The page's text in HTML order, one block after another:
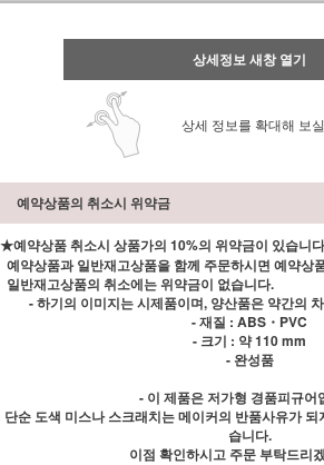
상세정보 새창 열기
상세 정보를 확대해 보
예약상품의 취소시 위약금
★예약상품 취소시 상품가의 10%의 위약금이 있습니
예약상품과 일반재고상품을 함께 주문하시면 예약상
일반재고상품의 취소에는 위약금이 없습니다.
- 하기의 이미지는 시제품이며, 양산품은 약간의
- 재질 : ABS・PVC
- 크기 : 약 110 mm
- 완성품
- 이 제품은 저가형 경품피규어
단순 도색 미스나 스크래치는 메이커의 반품사유가
습니다.
이점 확인하시고 주문 부탁드리